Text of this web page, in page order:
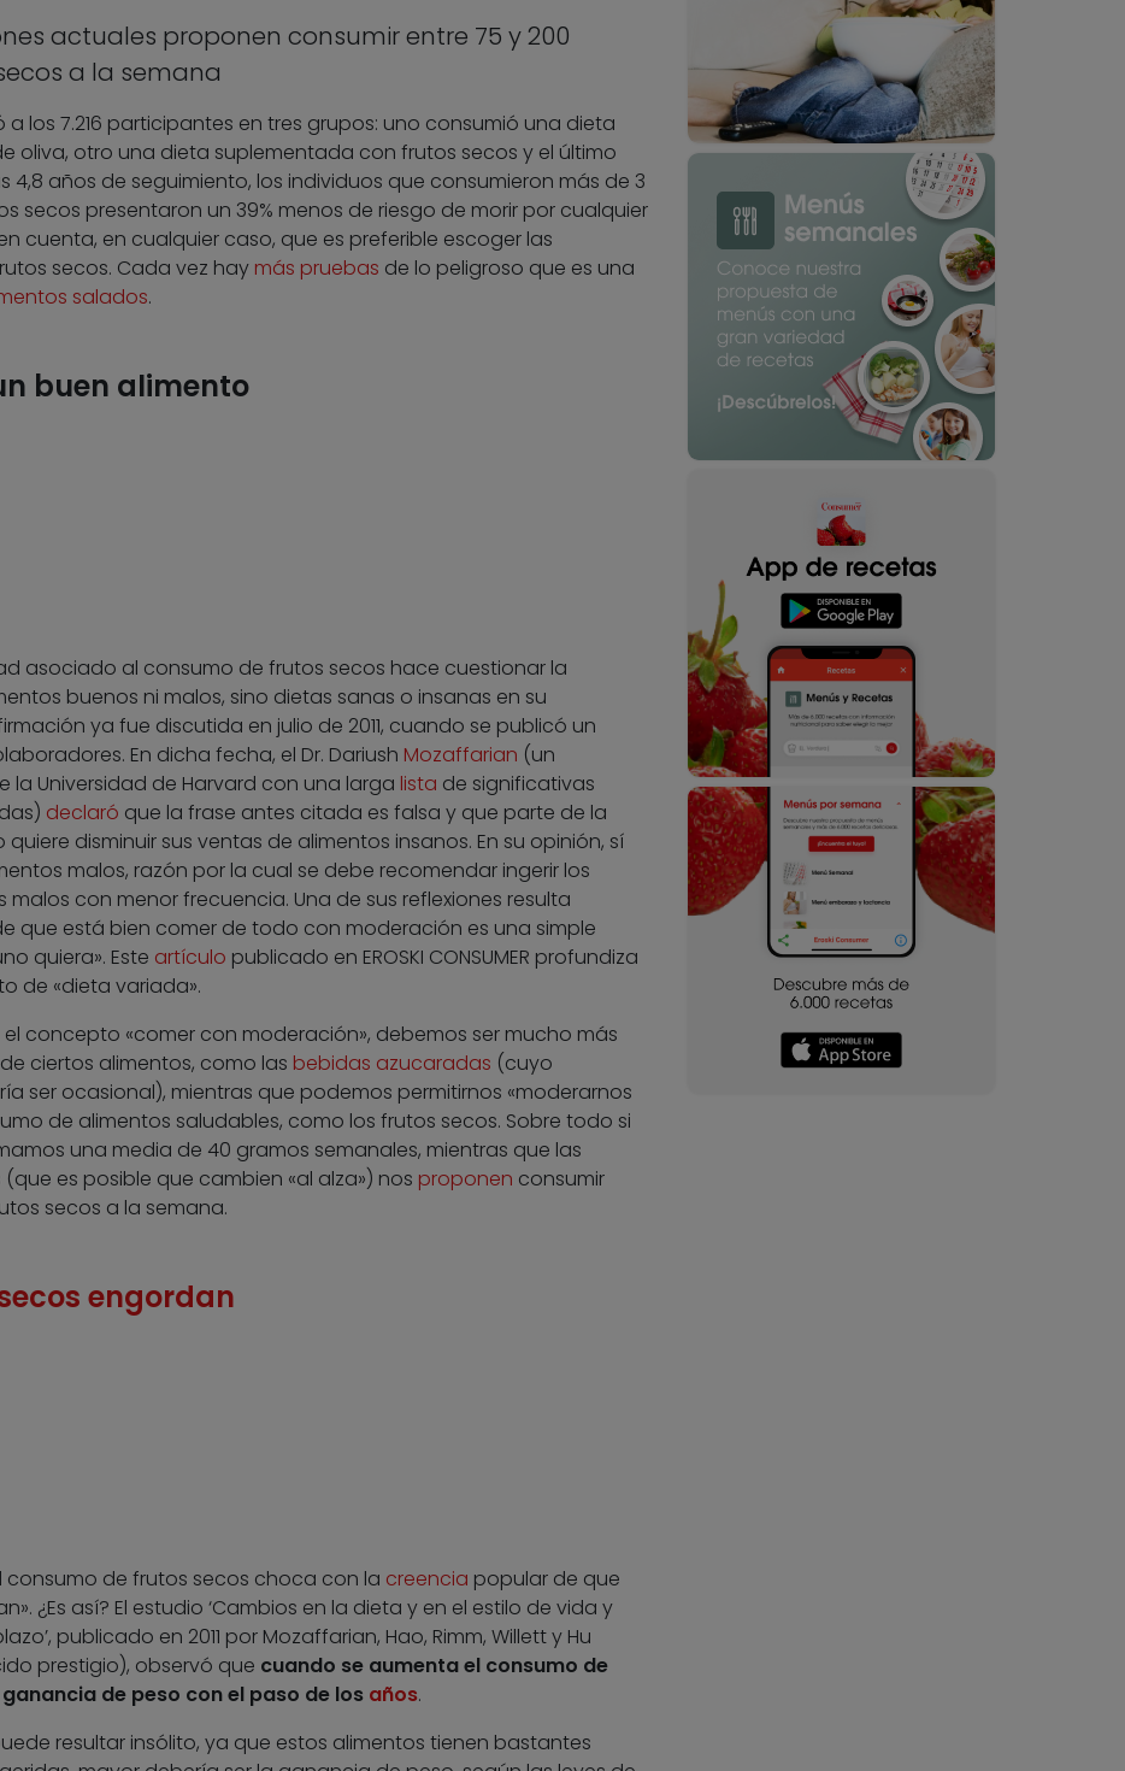
actuales proponen consumir entre 75 y 200
a la semana
a los 7.216 participantes en tres grupos: uno consumió una dieta
oliva, otro una dieta suplementada con frutos secos y el último
4,8 años de seguimiento, los individuos que consumieron más de 3
secos presentaron un 39% menos de riesgo de morir por cualquier
cuenta, en cualquier caso, que es preferible escoger las
secos. Cada vez hay más pruebas de lo peligroso que es una
salados.
buen alimento
asociado al consumo de frutos secos hace cuestionar la
buenos ni malos, sino dietas sanas o insanas en su
ya fue discutida en julio de 2011, cuando se publicó un
En dicha fecha, el Dr. Dariush Mozaffarian (un
la Universidad de Harvard con una larga lista de significativas
declaró que la frase antes citada es falsa y que parte de la
disminuir sus ventas de alimentos insanos. En su opinión, sí
malos, razón por la cual se debe recomendar ingerir los
con menor frecuencia. Una de sus reflexiones resulta
que está bien comer de todo con moderación es una simple
quiera». Este artículo publicado en EROSKI CONSUMER profundiza
de «dieta variada».
el concepto «comer con moderación», debemos ser mucho más
ciertos alimentos, como las bebidas azucaradas (cuyo
ser ocasional), mientras que podemos permitirnos «moderarnos
de alimentos saludables, como los frutos secos. Sobre todo si
una media de 40 gramos semanales, mientras que las
es posible que cambien «al alza») nos proponen consumir
secos a la semana.
engordan
consumo de frutos secos choca con la creencia popular de que
¿Es así? El estudio ‘Cambios en la dieta y en el estilo de vida y
publicado en 2011 por Mozaffarian, Hao, Rimm, Willett y Hu
prestigio), observó que cuando se aumenta el consumo de
de peso con el paso de los años.
resultar insólito, ya que estos alimentos tienen bastantes